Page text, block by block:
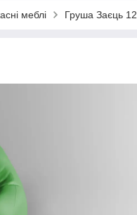
меблі Груша Заєць